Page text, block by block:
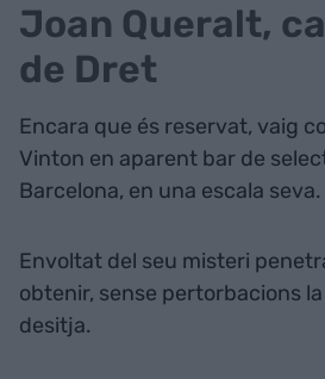
Joan Queralt,
de Dret
Encara que és reservat, vaig
Vinton en aparent bar de
Barcelona, en una escala seva.
Envoltat del seu misteri
obtenir, sense pertorbacions
desitja.